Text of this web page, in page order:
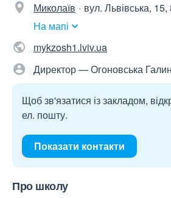
Миколаїв
вул. Львівська,
На мапі
mykzosh1.lviv.ua
Директор — Огоновська
Щоб зв'язатися із закладом,
ел. пошту.
Показати контакти
Про школу